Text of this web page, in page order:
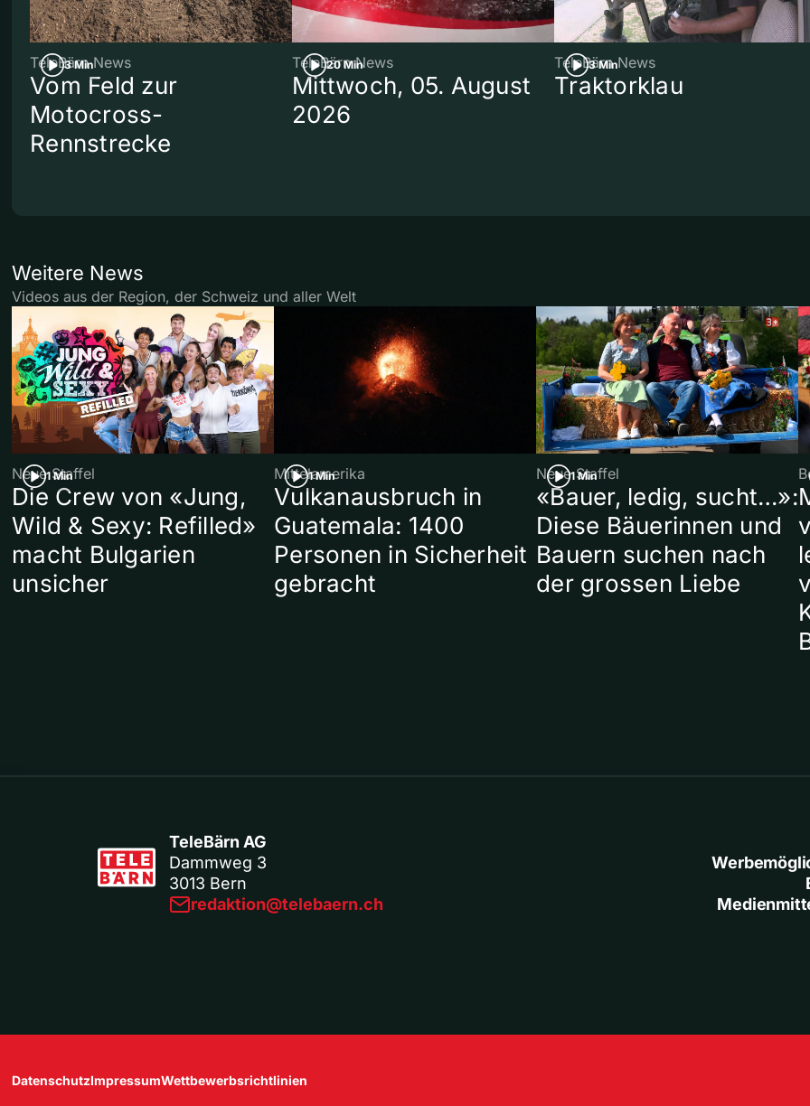
3 Min
TeleBärn News
Vom Feld zur
Motocross-
Rennstrecke
20 Min
TeleBärn News
Mittwoch, 05. August
2026
3 Min
TeleBärn News
Traktorklau
Weitere News
Videos aus der Region, der Schweiz und aller Welt
1 Min
Neue Staffel
Die Crew von «Jung,
Wild & Sexy: Refilled»
macht Bulgarien
unsicher
1 Min
Mittelamerika
Vulkanausbruch in
Guatemala: 1400
Personen in Sicherheit
gebracht
1 Min
Neue Staffel
«Bauer, ledig, sucht…»:
Diese Bäuerinnen und
Bauern suchen nach
der grossen Liebe
TeleBärn AG
Dammweg 3
3013 Bern
redaktion@telebaern.ch
DatenschutzImpressumWettbewerbsrichtlinien